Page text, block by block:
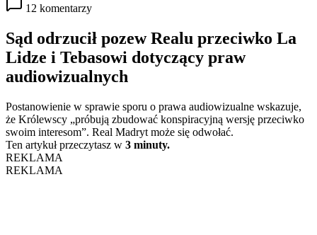
12 komentarzy
Sąd odrzucił pozew Realu przeciwko La
Lidze i Tebasowi dotyczący praw
audiowizualnych
Postanowienie w sprawie sporu o prawa audiowizualne wskazuje,
że Królewscy „próbują zbudować konspiracyjną wersję przeciwko
swoim interesom”. Real Madryt może się odwołać.
Ten artykuł przeczytasz w 3 minuty.
REKLAMA
REKLAMA